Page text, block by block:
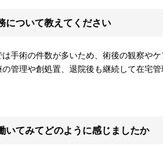
について教えてください
手術の件数が多いため、術後の観察やケ
管理や創処置、退院後も継続して在宅
いてみてどのように感じましたか